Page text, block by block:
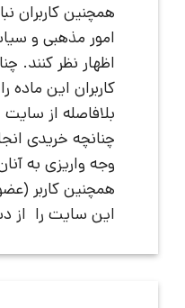
همچنین کاربران
امور مذهبی و
اظهار نظر کنند.
کاربران این ماده
بلافاصله از
چنانچه خریدی
وجه واریزی به
همچنین کاربر
این سایت را